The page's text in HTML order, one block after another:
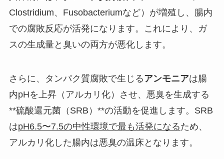
Clostridium、Fusobacteriumなど）が増殖し、腸内
での腐敗反応が活発になります。これにより、ガ
スの生成量と臭いの両方が悪化します。
さらに、タンパク質腐敗で生じるアンモニアは腸
内pHを上昇（アルカリ化）させ、悪臭を生成する
**硫酸還元菌（SRB）**の活動を促進します。SRB
はpH6.5〜7.5の中性環境で最も活発になるため、
アルカリ化した腸内は悪臭の温床となります。